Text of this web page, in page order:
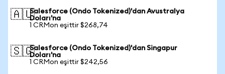
🇦🇺Salesforce (Ondo Tokenized)'dan Avustralya
Doları'na
1 CRMon eşittir $268,74
🇸🇬Salesforce (Ondo Tokenized)'dan Singapur
Doları'na
1 CRMon eşittir $242,56